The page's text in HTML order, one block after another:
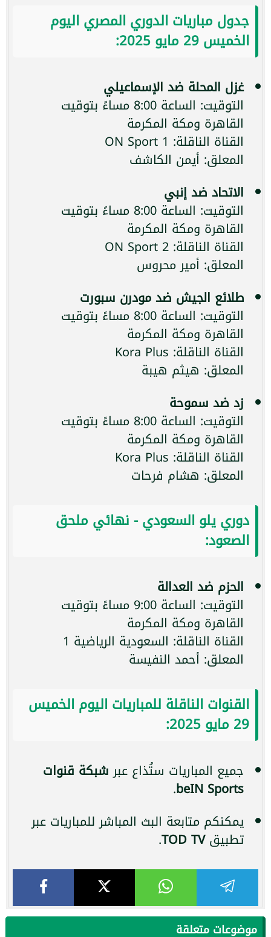
جدول مباريات الدوري المصري اليوم
الخميس 29 مايو 2025:
غزل المحلة ضد الإسماعيلي
التوقيت: الساعة 8:00 مساءً بتوقيت
القاهرة ومكة المكرمة
القناة الناقلة: ON Sport 1
المعلق: أيمن الكاشف
الاتحاد ضد إنبي
التوقيت: الساعة 8:00 مساءً بتوقيت
القاهرة ومكة المكرمة
القناة الناقلة: ON Sport 2
المعلق: أمير محروس
طلائع الجيش ضد مودرن سبورت
التوقيت: الساعة 8:00 مساءً بتوقيت
القاهرة ومكة المكرمة
القناة الناقلة: Kora Plus
المعلق: هيثم هيبة
زد ضد سموحة
التوقيت: الساعة 8:00 مساءً بتوقيت
القاهرة ومكة المكرمة
القناة الناقلة: Kora Plus
المعلق: هشام فرحات
دوري يلو السعودي - نهائي ملحق
الصعود:
الحزم ضد العدالة
التوقيت: الساعة 9:00 مساءً بتوقيت
القاهرة ومكة المكرمة
القناة الناقلة: السعودية الرياضية 1
المعلق: أحمد النفيسة
القنوات الناقلة للمباريات اليوم الخميس
29 مايو 2025:
جميع المباريات ستُذاع عبر شبكة قنوات
beIN Sports
.
يمكنكم متابعة البث المباشر للمباريات عبر
تطبيقTOD TV
.
موضوعات متعلقة